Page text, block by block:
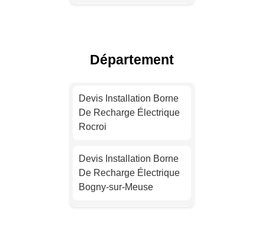
Toulouse
Nice
Département
Devis Installation Borne
De Recharge Électrique
Rocroi
Devis Installation Borne
De Recharge Électrique
Bogny-sur-Meuse